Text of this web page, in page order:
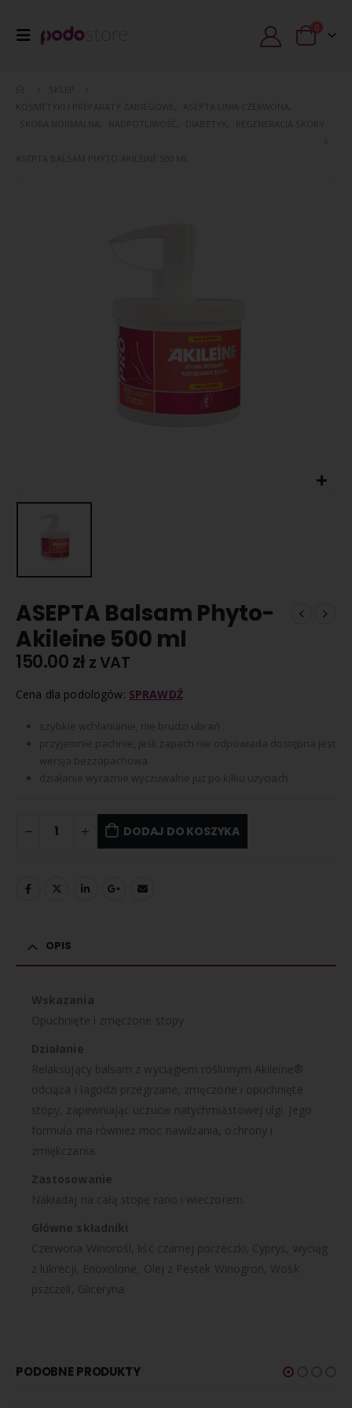
0
ASEPTA Balsam Phyto-
Akileine 500 ml
150.00zł z VAT
Cena dla podologów: SPRAWDŹ
szybkie wchłanianie, nie brudzi ubrań
przyjemnie pachnie, jeśli zapach nie odpowiada dostępna jest
wersja bezzapachowa
działanie wyraźnie wyczuwalne już po kilku użyciach
DODAJ DO KOSZYKA
OPIS
Wskazania
Opuchnięte i zmęczone stopy
Działanie
Relaksujący balsam z wyciągiem roślinnym Akileïne®
odciąża i łagodzi przegrzane, zmęczone i opuchnięte
stopy, zapewniając uczucie natychmiastowej ulgi. Jego
formuła ma również moc nawilżania, ochrony i
zmiękczania.
Zastosowanie
Nakładaj na całą stopę rano i wieczorem.
Główne składniki
Czerwona Winorośl, liść czarnej porzeczki, Cyprys, wyciąg
z lukrecji, Enoxolone, Olej z Pestek Winogron, Wosk
pszczeli, Gliceryna
PODOBNE PRODUKTY